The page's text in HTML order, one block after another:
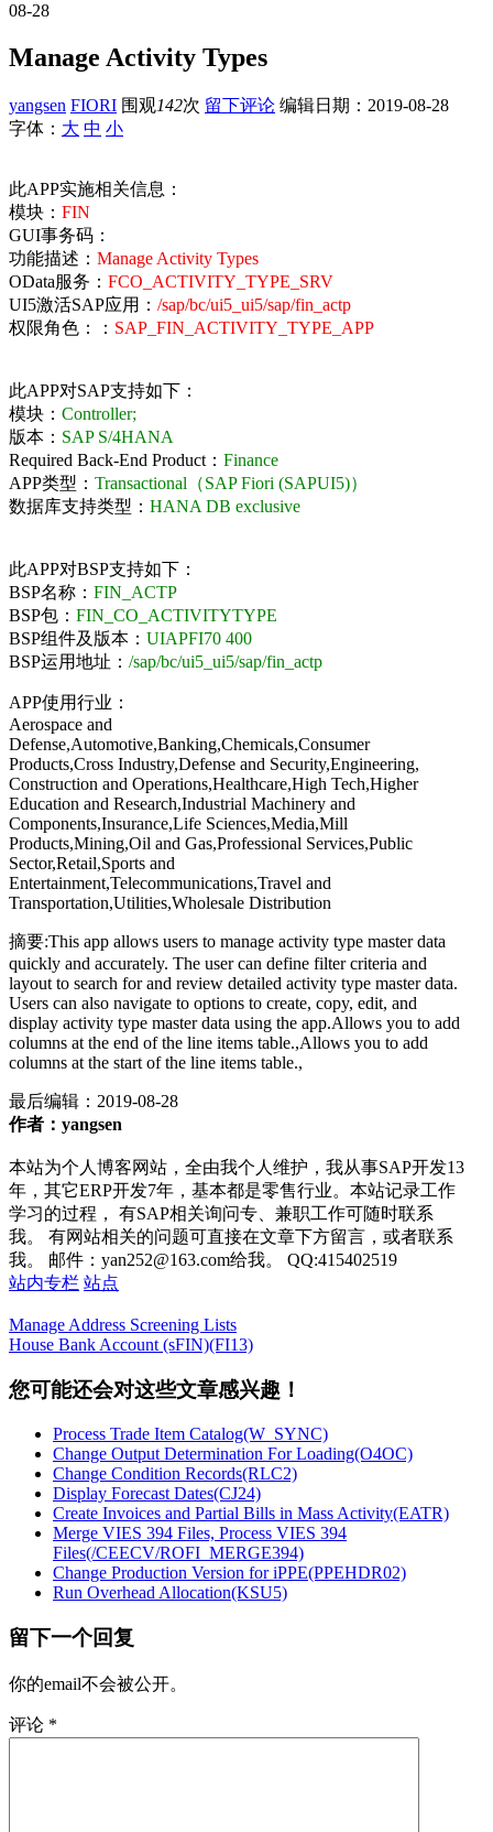
08-28
Manage Activity Types
yangsen FIORI 围观142次 留下评论 编辑日期： 2019-08-28
字体： 大 中 小
此APP实施相关信息：
模块： FIN
GUI事务码：
功能描述： Manage Activity Types
OData服务： FCO_ACTIVITY_TYPE_SRV
UI5激活SAP应用： /sap/bc/ui5_ui5/sap/fin_actp
权限角色：： SAP_FIN_ACTIVITY_TYPE_APP
此APP对SAP支持如下：
模块： Controller;
版本： SAP S/4HANA
Required Back-End Product： Finance
APP类型： Transactional（SAP Fiori (SAPUI5)）
数据库支持类型： HANA DB exclusive
此APP对BSP支持如下：
BSP名称： FIN_ACTP
BSP包： FIN_CO_ACTIVITYTYPE
BSP组件及版本： UIAPFI70 400
BSP运用地址： /sap/bc/ui5_ui5/sap/fin_actp
APP使用行业：
Aerospace and
Defense,Automotive,Banking,Chemicals,Consumer
Products,Cross Industry,Defense and Security,Engineering,
Construction and Operations,Healthcare,High Tech,Higher
Education and Research,Industrial Machinery and
Components,Insurance,Life Sciences,Media,Mill
Products,Mining,Oil and Gas,Professional Services,Public
Sector,Retail,Sports and
Entertainment,Telecommunications,Travel and
Transportation,Utilities,Wholesale Distribution
摘要:This app allows users to manage activity type master data
quickly and accurately. The user can define filter criteria and
layout to search for and review detailed activity type master data.
Users can also navigate to options to create, copy, edit, and
display activity type master data using the app.Allows you to add
columns at the end of the line items table.,Allows you to add
columns at the start of the line items table.,
最后编辑： 2019-08-28
作者：yangsen
本站为个人博客网站，全由我个人维护，我从事SAP开发13
年，其它ERP开发7年，基本都是零售行业。本站记录工作
学习的过程， 有SAP相关询问专、兼职工作可随时联系
我。 有网站相关的问题可直接在文章下方留言，或者联系
我。 邮件：yan252@163.com给我。 QQ:415402519
站内专栏 站点
Manage Address Screening Lists
House Bank Account (sFIN)(FI13)
您可能还会对这些文章感兴趣！
Process Trade Item Catalog(W_SYNC)
Change Output Determination For Loading(O4OC)
Change Condition Records(RLC2)
Display Forecast Dates(CJ24)
Create Invoices and Partial Bills in Mass Activity(EATR)
Merge VIES 394 Files, Process VIES 394
Files(/CEECV/ROFI_MERGE394)
Change Production Version for iPPE(PPEHDR02)
Run Overhead Allocation(KSU5)
留下一个回复
你的email不会被公开。
评论 *